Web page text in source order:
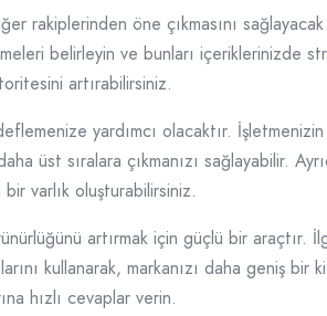
rakiplerinden öne çıkmasını
belirleyin ve bunları içeriklerinizde
artırabilirsiniz.
yardımcı olacaktır.
üst sıralara çıkmanızı sağlayabilir.
varlık oluşturabilirsiniz.
artırmak için güçlü bir araçtır.
kullanarak, markanızı daha geniş
hızlı cevaplar verin.